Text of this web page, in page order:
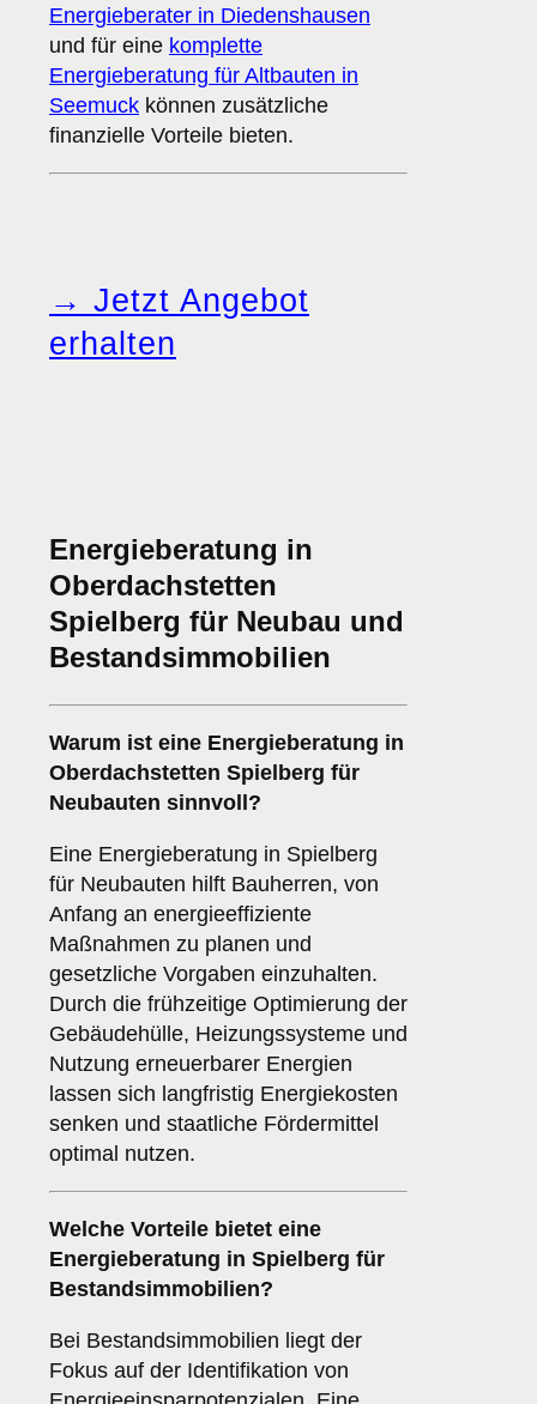
Energieberater in Diedenshausen
und für eine komplette
Energieberatung für Altbauten in
Seemuck können zusätzliche
finanzielle Vorteile bieten.
→ Jetzt Angebot
erhalten
Energieberatung in
Oberdachstetten
Spielberg für Neubau und
Bestandsimmobilien
Warum ist eine Energieberatung in
Oberdachstetten Spielberg für
Neubauten sinnvoll?
Eine Energieberatung in Spielberg
für Neubauten hilft Bauherren, von
Anfang an energieeffiziente
Maßnahmen zu planen und
gesetzliche Vorgaben einzuhalten.
Durch die frühzeitige Optimierung der
Gebäudehülle, Heizungssysteme und
Nutzung erneuerbarer Energien
lassen sich langfristig Energiekosten
senken und staatliche Fördermittel
optimal nutzen.
Welche Vorteile bietet eine
Energieberatung in Spielberg für
Bestandsimmobilien?
Bei Bestandsimmobilien liegt der
Fokus auf der Identifikation von